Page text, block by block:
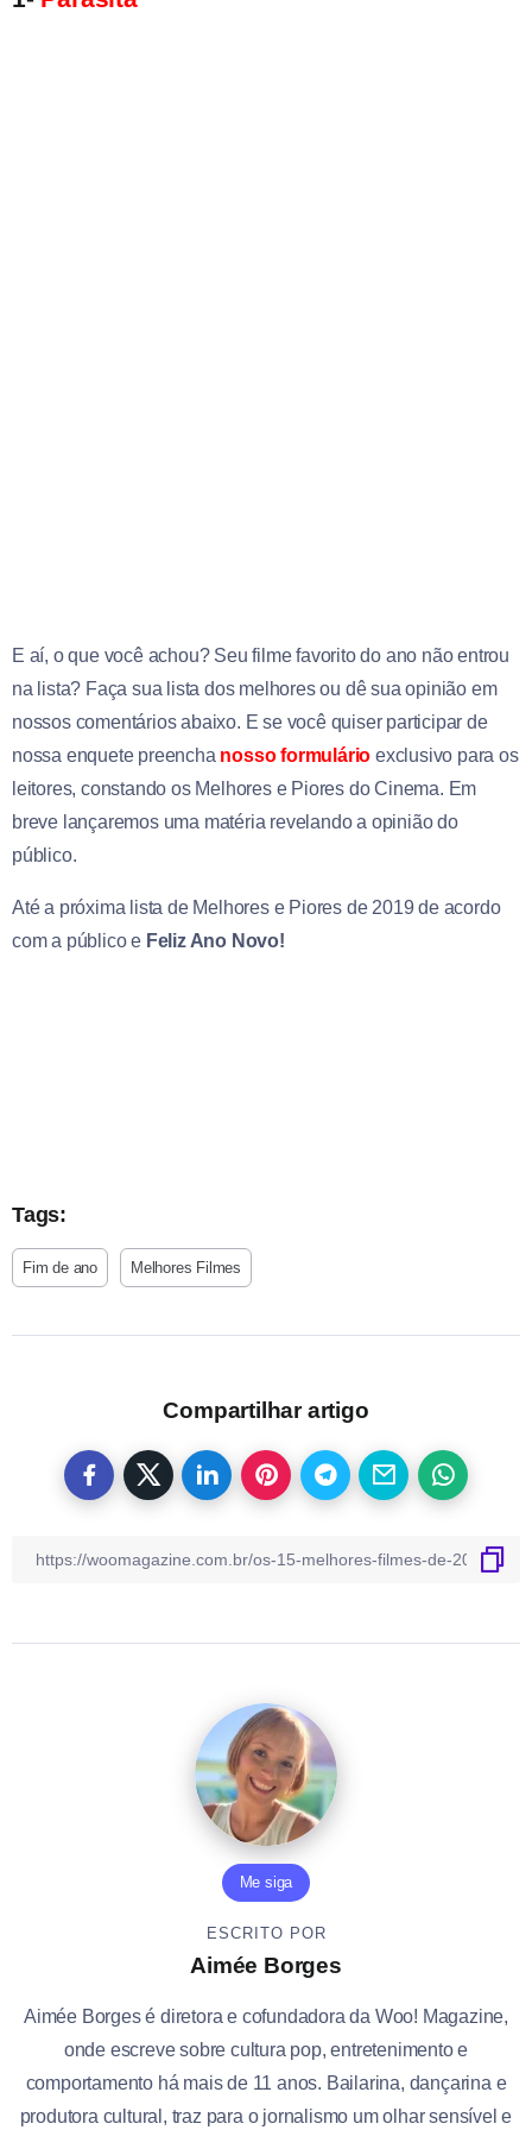
E aí, o que você achou? Seu filme favorito do ano não entrou
na lista? Faça sua lista dos melhores ou dê sua opinião em
nossos comentários abaixo. E se você quiser participar de
nossa enquete preencha nosso formulário exclusivo para os
leitores, constando os Melhores e Piores do Cinema. Em
breve lançaremos uma matéria revelando a opinião do
público.
Até a próxima lista de Melhores e Piores de 2019 de acordo
com a público e Feliz Ano Novo!
Tags:
Fim de ano Melhores Filmes
Compartilhar artigo
Me siga
ESCRITO POR
Aimée Borges
Aimée Borges é diretora e cofundadora da Woo! Magazine,
onde escreve sobre cultura pop, entretenimento e
comportamento há mais de 11 anos. Bailarina, dançarina e
produtora cultural, traz para o jornalismo um olhar sensível e